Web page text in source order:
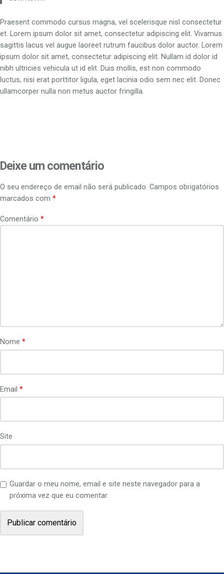
Praesent commodo cursus magna, vel scelerisque nisl consectetur
et. Lorem ipsum dolor sit amet, consectetur adipiscing elit. Vivamus
sagittis lacus vel augue laoreet rutrum faucibus dolor auctor. Lorem
ipsum dolor sit amet, consectetur adipiscing elit. Nullam id dolor id
nibh ultricies vehicula ut id elit. Duis mollis, est non commodo
luctus, nisi erat porttitor ligula, eget lacinia odio sem nec elit. Donec
ullamcorper nulla non metus auctor fringilla.
Deixe um comentário
O seu endereço de email não será publicado. Campos obrigatórios
marcados com *
Comentário *
Nome *
Email *
Site
Guardar o meu nome, email e site neste navegador para a
próxima vez que eu comentar.